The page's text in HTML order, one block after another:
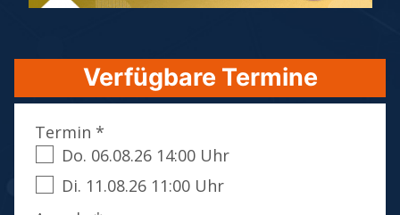
Verfügbare Termine